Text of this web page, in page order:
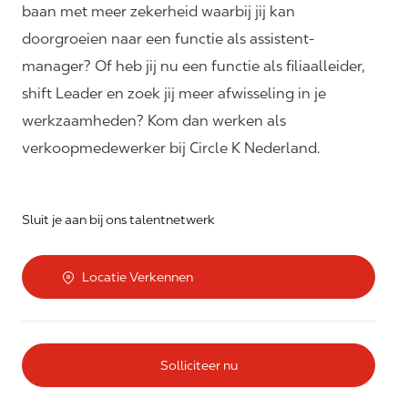
baan met meer zekerheid waarbij jij kan
doorgroeien naar een functie als assistent-
manager? Of heb jij nu een functie als filiaalleider,
shift Leader en zoek jij meer afwisseling in je
werkzaamheden? Kom dan werken als
verkoopmedewerker bij Circle K Nederland.
Sluit je aan bij ons talentnetwerk
Locatie Verkennen
Solliciteer nu